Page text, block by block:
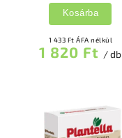
1 433 Ft ÁFA nélkül
1 820 Ft / db
Kosárba